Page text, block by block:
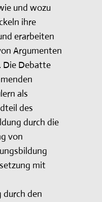
und wozu
ihre
erarbeiten
Argumenten
Die Debatte
als
des
durch die
von
mit
durch den